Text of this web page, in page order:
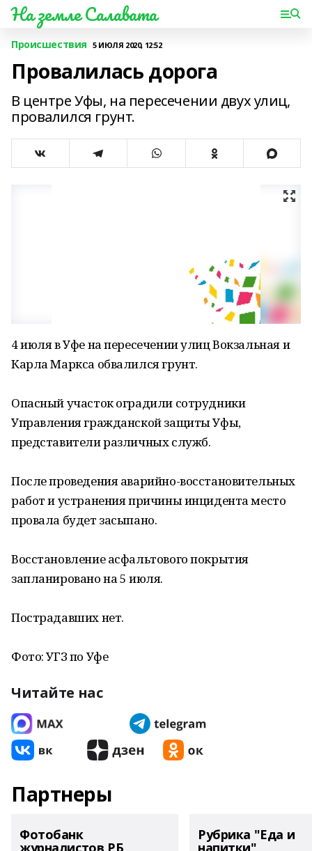
На земле Салавата
Происшествия 5 ИЮЛЯ 2020, 12:52
Провалилась дорога
В центре Уфы, на пересечении двух улиц,
провалился грунт.
4 июля в Уфе на пересечении улиц Вокзальная и
Карла Маркса обвалился грунт.
Опасный участок оградили сотрудники
Управления гражданской защиты Уфы,
представители различных служб.
После проведения аварийно-восстановительных
работ и устранения причины инцидента место
провала будет засыпано.
Восстановление асфальтового покрытия
запланировано на 5 июля.
Пострадавших нет.
Фото: УГЗ по Уфе
Читайте нас
Партнеры
Фотобанк
журналистов РБ
Рубрика "Еда и
напитки"